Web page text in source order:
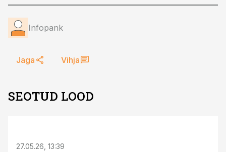
Infopank
Jaga Vihja
SEOTUD LOOD
27.05.26, 13:39